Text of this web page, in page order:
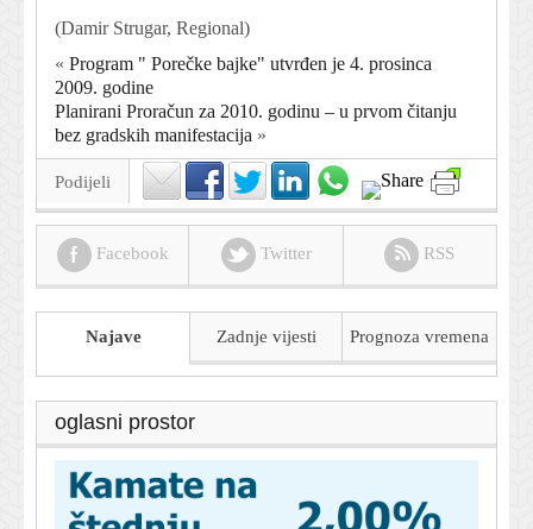
(Damir Strugar, Regional)
« Program " Porečke bajke" utvrđen je 4. prosinca
2009. godine
Planirani Proračun za 2010. godinu – u prvom čitanju
bez gradskih manifestacija »
Podijeli
Facebook Twitter RSS
Najave Zadnje vijesti Prognoza vremena
oglasni prostor